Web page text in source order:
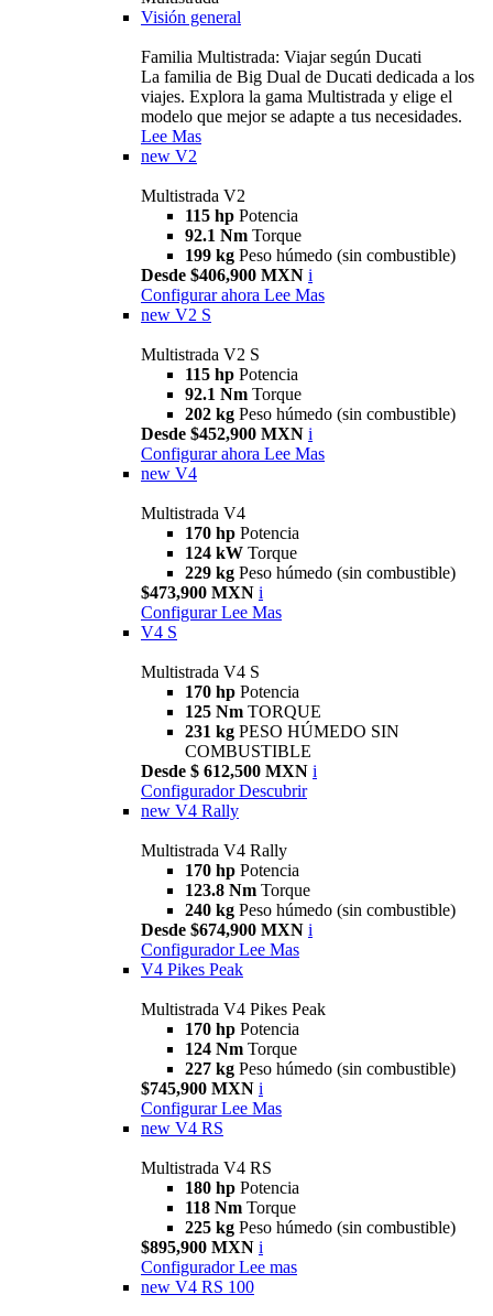
Visión general
Familia Multistrada: Viajar según Ducati
La familia de Big Dual de Ducati dedicada a los
viajes. Explora la gama Multistrada y elige el
modelo que mejor se adapte a tus necesidades.
Lee Mas
new V2
Multistrada V2
115 hp Potencia
92.1 Nm Torque
199 kg Peso húmedo (sin combustible)
Desde $406,900 MXN i
Configurar ahora Lee Mas
new V2 S
Multistrada V2 S
115 hp Potencia
92.1 Nm Torque
202 kg Peso húmedo (sin combustible)
Desde $452,900 MXN i
Configurar ahora Lee Mas
new V4
Multistrada V4
170 hp Potencia
124 kW Torque
229 kg Peso húmedo (sin combustible)
$473,900 MXN i
Configurar Lee Mas
V4 S
Multistrada V4 S
170 hp Potencia
125 Nm TORQUE
231 kg PESO HÚMEDO SIN
COMBUSTIBLE
Desde $ 612,500 MXN i
Configurador Descubrir
new V4 Rally
Multistrada V4 Rally
170 hp Potencia
123.8 Nm Torque
240 kg Peso húmedo (sin combustible)
Desde $674,900 MXN i
Configurador Lee Mas
V4 Pikes Peak
Multistrada V4 Pikes Peak
170 hp Potencia
124 Nm Torque
227 kg Peso húmedo (sin combustible)
$745,900 MXN i
Configurar Lee Mas
new V4 RS
Multistrada V4 RS
180 hp Potencia
118 Nm Torque
225 kg Peso húmedo (sin combustible)
$895,900 MXN i
Configurador Lee mas
new V4 RS 100